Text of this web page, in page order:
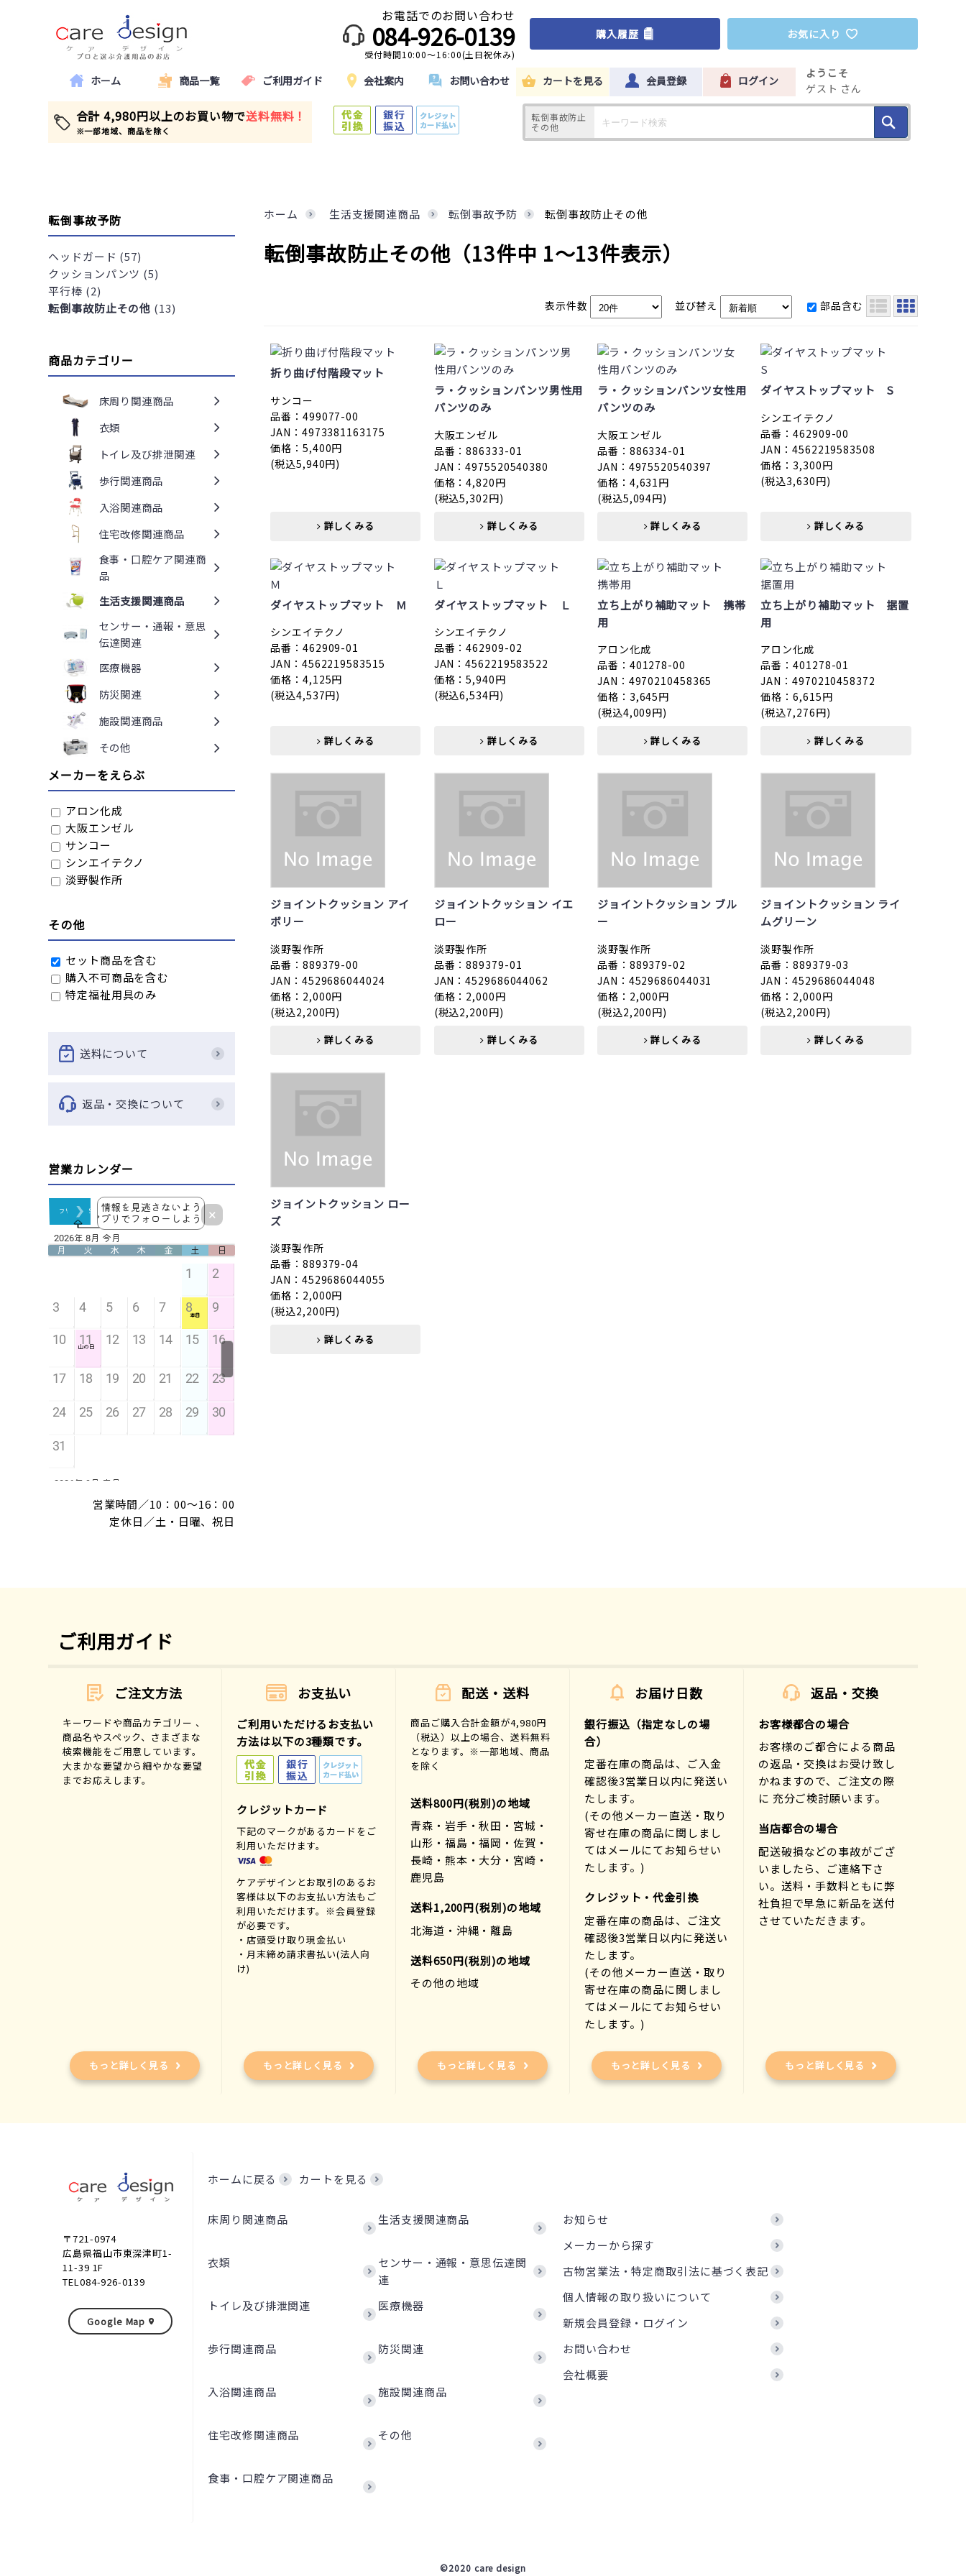
お電話でのお問い合わせ
084-926-0139
受付時間10:00～16:00(土日祝休み)
購入履歴 お気に入り
ホーム 商品一覧 ご利用ガイド 会社案内 お問い合わせ カートを見る 会員登録 ログイン
ようこそ
ゲスト さん
合計 4,980円以上のお買い物で送料無料！
※一部地域、商品を除く
転倒事故防止
その他
ホーム 生活支援関連商品 転倒事故予防 転倒事故防止その他
転倒事故防止その他 （13件中 1～13件表示）
表示件数 並び替え 部品含む
折り曲げ付階段マット
サンコー
品番：499077-00
JAN：4973381163175
価格：5,400円
(税込5,940円)
詳しくみる
ラ・クッションパンツ男性用
パンツのみ
大阪エンゼル
品番：886333-01
JAN：4975520540380
価格：4,820円
(税込5,302円)
詳しくみる
ラ・クッションパンツ女性用
パンツのみ
大阪エンゼル
品番：886334-01
JAN：4975520540397
価格：4,631円
(税込5,094円)
詳しくみる
ダイヤストップマット S
シンエイテクノ
品番：462909-00
JAN：4562219583508
価格：3,300円
(税込3,630円)
詳しくみる
ダイヤストップマット Ｍ
シンエイテクノ
品番：462909-01
JAN：4562219583515
価格：4,125円
(税込4,537円)
詳しくみる
ダイヤストップマット Ｌ
シンエイテクノ
品番：462909-02
JAN：4562219583522
価格：5,940円
(税込6,534円)
詳しくみる
立ち上がり補助マット 携帯
用
アロン化成
品番：401278-00
JAN：4970210458365
価格：3,645円
(税込4,009円)
詳しくみる
立ち上がり補助マット 据置
用
アロン化成
品番：401278-01
JAN：4970210458372
価格：6,615円
(税込7,276円)
詳しくみる
ジョイントクッション アイ
ボリー
淡野製作所
品番：889379-00
JAN：4529686044024
価格：2,000円
(税込2,200円)
詳しくみる
ジョイントクッション イエ
ロー
淡野製作所
品番：889379-01
JAN：4529686044062
価格：2,000円
(税込2,200円)
詳しくみる
ジョイントクッション ブル
ー
淡野製作所
品番：889379-02
JAN：4529686044031
価格：2,000円
(税込2,200円)
詳しくみる
ジョイントクッション ライ
ムグリーン
淡野製作所
品番：889379-03
JAN：4529686044048
価格：2,000円
(税込2,200円)
詳しくみる
ジョイントクッション ロー
ズ
淡野製作所
品番：889379-04
JAN：4529686044055
価格：2,000円
(税込2,200円)
詳しくみる
転倒事故予防
ヘッドガード (57)
クッションパンツ (5)
平行棒 (2)
転倒事故防止その他 (13)
商品カテゴリー
床周り関連商品
衣類
トイレ及び排泄関連
歩行関連商品
入浴関連商品
住宅改修関連商品
食事・口腔ケア関連商
品
生活支援関連商品
センサー・通報・意思
伝達関連
医療機器
防災関連
施設関連商品
その他
メーカーをえらぶ
アロン化成
大阪エンゼル
サンコー
シンエイテクノ
淡野製作所
その他
セット商品を含む
購入不可商品を含む
特定福祉用具のみ
送料について
返品・交換について
営業カレンダー
営業時間／10：00～16：00
定休日／土・日曜、祝日
ご利用ガイド
ご注文方法
キーワードや商品カテゴリー 、
商品名やスペック、さまざまな
検索機能をご用意しています。
大まかな要望から細やかな要望
までお応えします。
もっと詳しく見る
お支払い
ご利用いただけるお支払い
方法は以下の3種類です。
クレジットカード
下記のマークがあるカードをご
利用いただけます。
ケアデザインとお取引のあるお
客様は以下のお支払い方法もご
利用いただけます。※会員登録
が必要です。
・店頭受け取り現金払い
・月末締め請求書払い(法人向
け)
もっと詳しく見る
配送・送料
商品ご購入合計金額が4,980円
（税込）以上の場合、送料無料
となります。※一部地域、商品
を除く
送料800円(税別)の地域
青森・岩手・秋田・宮城・
山形・福島・福岡・佐賀・
長崎・熊本・大分・宮崎・
鹿児島
送料1,200円(税別)の地域
北海道・沖縄・離島
送料650円(税別)の地域
その他の地域
もっと詳しく見る
お届け日数
銀行振込（指定なしの場
合）
定番在庫の商品は、ご入金
確認後3営業日以内に発送い
たします。
(その他メーカー直送・取り
寄せ在庫の商品に関しまし
てはメールにてお知らせい
たします。)
クレジット・代金引換
定番在庫の商品は、ご注文
確認後3営業日以内に発送い
たします。
(その他メーカー直送・取り
寄せ在庫の商品に関しまし
てはメールにてお知らせい
たします。)
もっと詳しく見る
返品・交換
お客様都合の場合
お客様のご都合による商品
の返品・交換はお受け致し
かねますので、ご注文の際
に 充分ご検討願います。
当店都合の場合
配送破損などの事故がござ
いましたら、ご連絡下さ
い。送料・手数料ともに弊
社負担で早急に新品を送付
させていただきます。
もっと詳しく見る
〒721-0974
広島県福山市東深津町1-
11-39 1F
TEL084-926-0139
Google Map
ホームに戻る カートを見る
床周り関連商品
衣類
トイレ及び排泄関連
歩行関連商品
入浴関連商品
住宅改修関連商品
食事・口腔ケア関連商品
生活支援関連商品
センサー・通報・意思伝達関
連
医療機器
防災関連
施設関連商品
その他
お知らせ
メーカーから探す
古物営業法・特定商取引法に基づく表記
個人情報の取り扱いについて
新規会員登録・ログイン
お問い合わせ
会社概要
©2020 care design